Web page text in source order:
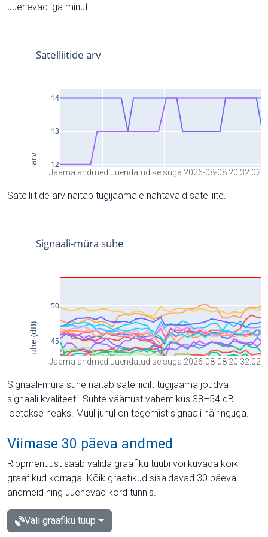
uuenevad iga minut.
Jaama andmed uuendatud seisuga 2026-08-08 20:32:02
Satelliitide arv näitab tugijaamale nähtavaid satelliite.
Jaama andmed uuendatud seisuga 2026-08-08 20:32:02
Signaali-müra suhe näitab satelliidilt tugijaama jõudva
signaali kvaliteeti. Suhte väärtust vahemikus 38–54 dB
loetakse heaks. Muul juhul on tegemist signaali häiringuga.
Viimase 30 päeva andmed
Rippmenüüst saab valida graafiku tüübi või kuvada kõik
graafikud korraga. Kõik graafikud sisaldavad 30 päeva
andmeid ning uuenevad kord tunnis.
Vali graafiku tüüp